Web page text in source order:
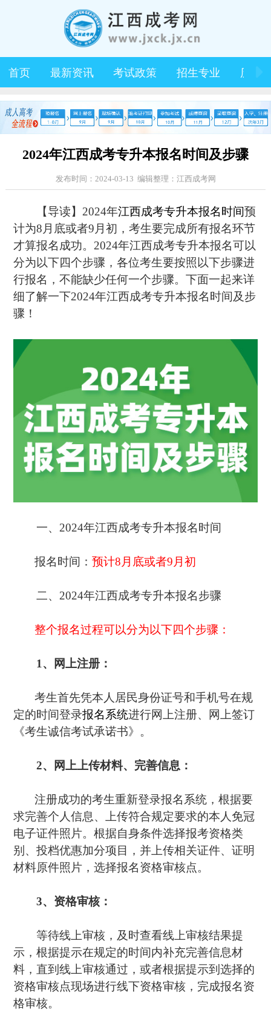
首页 最新资讯 考试政策 招生专业 历年
2024年江西成考专升本报名时间及步骤
发布时间：2024-03-13 编辑整理：江西成考网
【导读】2024年江西成考专升本报名时间预
计为8月底或者9月初，考生要完成所有报名环节
才算报名成功。2024年江西成考专升本报名可以
分为以下四个步骤，各位考生要按照以下步骤进
行报名，不能缺少任何一个步骤。下面一起来详
细了解一下2024年江西成考专升本报名时间及步
骤！
一、2024年江西成考专升本报名时间
报名时间：预计8月底或者9月初
二、2024年江西成考专升本报名步骤
整个报名过程可以分为以下四个步骤：
1、网上注册：
考生首先凭本人居民身份证号和手机号在规
定的时间登录报名系统进行网上注册、网上签订
《考生诚信考试承诺书》。
2、网上上传材料、完善信息：
注册成功的考生重新登录报名系统，根据要
求完善个人信息、上传符合规定要求的本人免冠
电子证件照片。根据自身条件选择报考资格类
别、投档优惠加分项目，并上传相关证件、证明
材料原件照片，选择报名资格审核点。
3、资格审核：
等待线上审核，及时查看线上审核结果提
示，根据提示在规定的时间内补充完善信息材
料，直到线上审核通过，或者根据提示到选择的
资格审核点现场进行线下资格审核，完成报名资
格审核。